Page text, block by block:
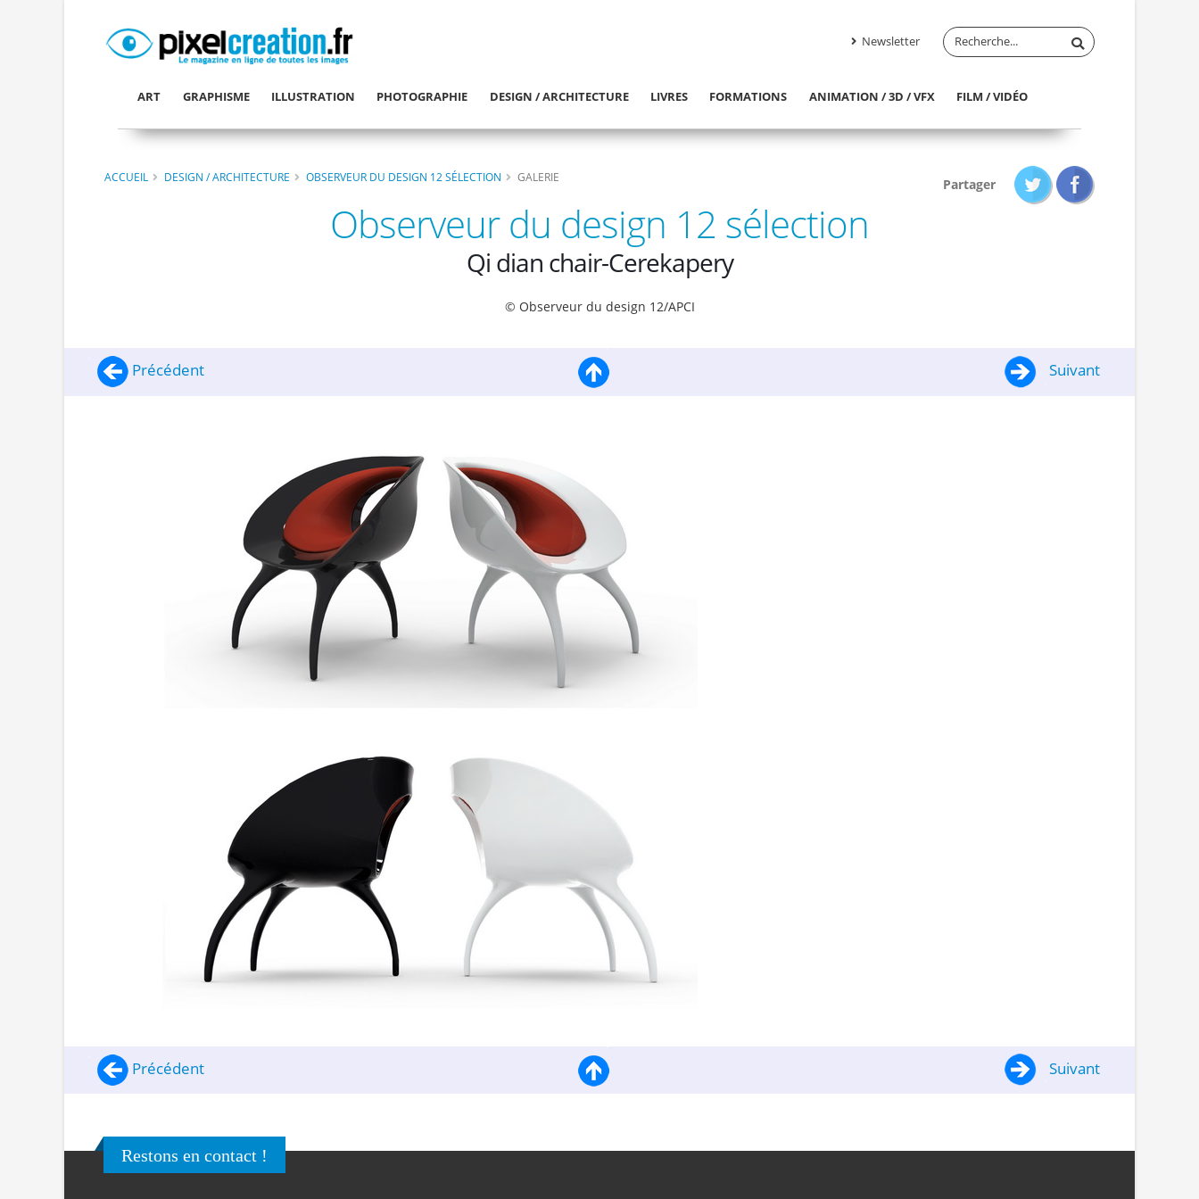
Newsletter
ART GRAPHISME ILLUSTRATION PHOTOGRAPHIE DESIGN / ARCHITECTURE LIVRES FORMATIONS ANIMATION / 3D / VFX FILM / VIDÉO
ACCUEIL DESIGN / ARCHITECTURE OBSERVEUR DU DESIGN 12 SÉLECTION GALERIE Partager
Observeur du design 12 sélection
Qi dian chair-Cerekapery
© Observeur du design 12/APCI
Précédent Suivant
Précédent Suivant
Restons en contact !